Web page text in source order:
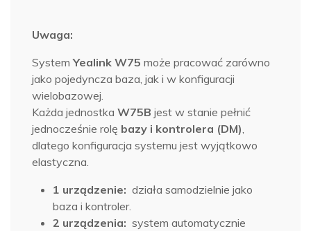
Uwaga:
SystemYealink W75 może pracować zarówno
jako pojedyncza baza, jak i w konfiguracji
wielobazowej.
Każda jednostka W75B jest w stanie pełnić
jednocześnie rolę bazy i kontrolera (DM),
dlatego konfiguracja systemu jest wyjątkowo
elastyczna.
1 urządzenie: działa samodzielnie jako
baza i kontroler.
2 urządzenia: system automatycznie